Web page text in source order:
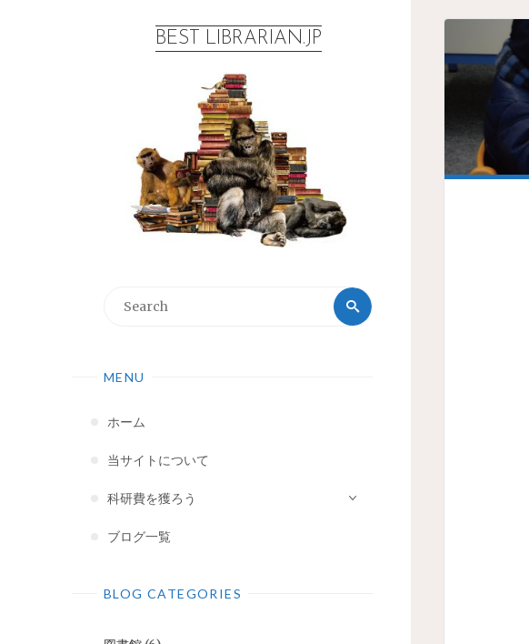
BEST LIBRARIAN.JP
MENU
ホーム
当サイトについて
科研費を獲ろう
ブログ一覧
BLOG CATEGORIES